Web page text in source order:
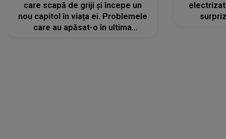
care scapă de griji și începe un
nou capitol în viața ei. Problemele
care au apăsat-o în ultima